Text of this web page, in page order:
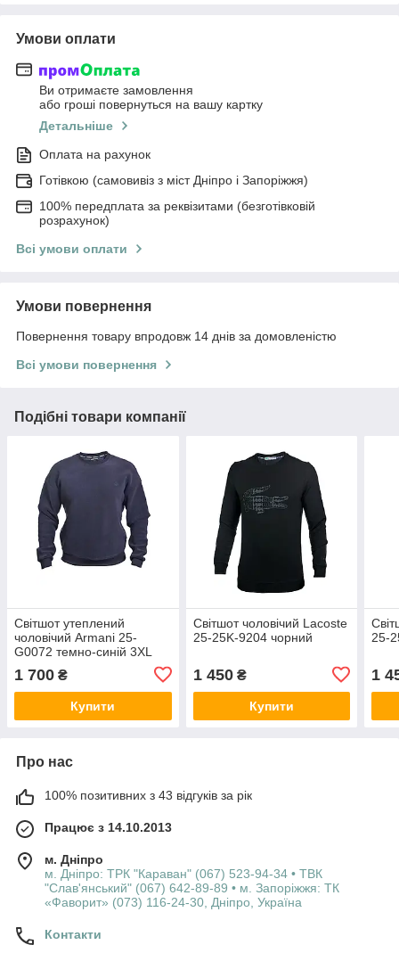
Умови оплати
Ви отримаєте замовлення
або гроші повернуться на вашу картку
Детальніше
Оплата на рахунок
Готівкою (самовивіз з міст Дніпро і Запоріжжя)
100% передплата за реквізитами (безготівковій
розрахунок)
Всі умови оплати
Умови повернення
Повернення товару впродовж 14 днів за домовленістю
Всі умови повернення
Подібні товари компанії
Світшот утеплений
чоловічий Armani 25-
G0072 темно-синій 3XL
1 700 ₴
Купити
Світшот чоловічий Lacoste
25-25K-9204 чорний
1 450₴
Купити
25-
1
Про нас
100% позитивних з 43 відгуків за рік
Працює з 14.10.2013
м. Дніпро
м. Дніпро: ТРК "Караван" (067) 523-94-34 • ТВК
"Слав'янський" (067) 642-89-89 • м. Запоріжжя: ТК
«Фаворит» (073) 116-24-30, Дніпро, Україна
Контакти